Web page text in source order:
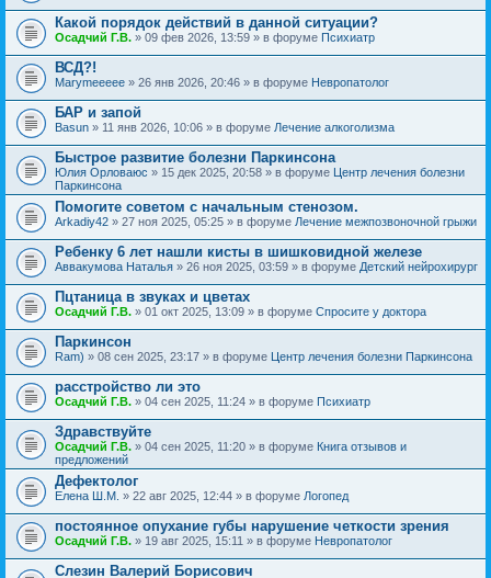
Какой порядок действий в данной ситуации?
Осадчий Г.В. » 09 фев 2026, 13:59 » в форуме Психиатр
ВСД?!
Marymeeeee » 26 янв 2026, 20:46 » в форуме Невропатолог
БАР и запой
Basun » 11 янв 2026, 10:06 » в форуме Лечение алкоголизма
Быстрое развитие болезни Паркинсона
Юлия Орловаюс » 15 дек 2025, 20:58 » в форуме Центр лечения болезни
Паркинсона
Помогите советом с начальным стенозом.
Arkadiy42 » 27 ноя 2025, 05:25 » в форуме Лечение межпозвоночной грыжи
Ребенку 6 лет нашли кисты в шишковидной железе
Аввакумова Наталья » 26 ноя 2025, 03:59 » в форуме Детский нейрохирург
Пцтаница в звуках и цветах
Осадчий Г.В. » 01 окт 2025, 13:09 » в форуме Спросите у доктора
Паркинсон
Ram) » 08 сен 2025, 23:17 » в форуме Центр лечения болезни Паркинсона
расстройство ли это
Осадчий Г.В. » 04 сен 2025, 11:24 » в форуме Психиатр
Здравствуйте
Осадчий Г.В. » 04 сен 2025, 11:20 » в форуме Книга отзывов и
предложений
Дефектолог
Елена Ш.М. » 22 авг 2025, 12:44 » в форуме Логопед
постоянное опухание губы нарушение четкости зрения
Осадчий Г.В. » 19 авг 2025, 15:11 » в форуме Невропатолог
Слезин Валерий Борисович